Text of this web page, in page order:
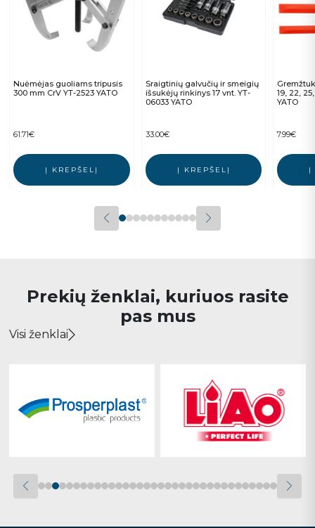
Nuėmėjas guoliams tripusis
300 mm CrV YT-2523 YATO
61.71€
Į KREPŠELĮ
Sraigtinių galvučių ir smeigių
išsukėjų rinkinys 17 vnt. YT-
06033 YATO
33.00€
Į KREPŠELĮ
19, 22,
YATO
7.99€
Į
Prekių ženklai, kuriuos rasite
pas mus
Visi ženklai